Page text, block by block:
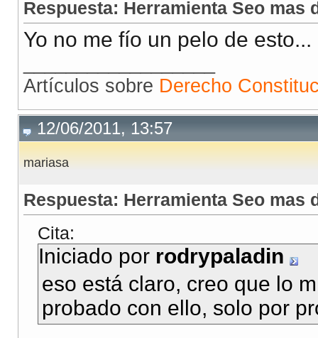
Respuesta: Herramienta Seo mas
Yo no me fío un pelo de
Artículos sobre Derecho
12/06/2011, 13:57
mariasa
Respuesta: Herramienta Seo mas
Cita:
Iniciado por rodrypaladin
eso está claro, creo que lo
probado con ello, solo por